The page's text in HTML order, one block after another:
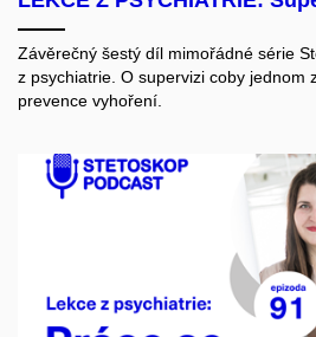
Závěrečný šestý díl mimořádné série
z psychiatrie. O supervizi coby jednom
prevence vyhoření.